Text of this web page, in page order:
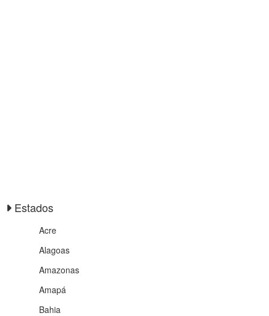
Estados
Acre
Alagoas
Amazonas
Amapá
Bahia